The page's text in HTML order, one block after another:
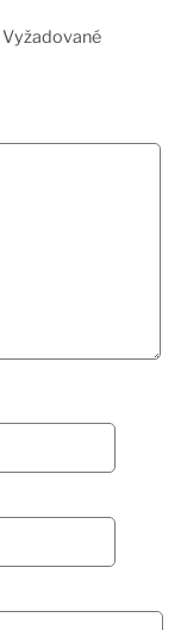
Vyžadované